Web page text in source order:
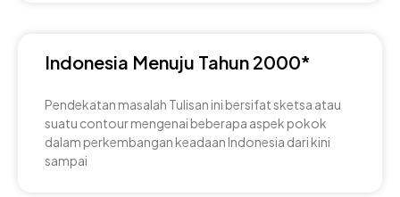
Indonesia Menuju Tahun 2000*
Pendekatan masalah Tulisan ini bersifat sketsa atau
suatu contour mengenai beberapa aspek pokok
dalam perkembangan keadaan Indonesia dari kini
sampai